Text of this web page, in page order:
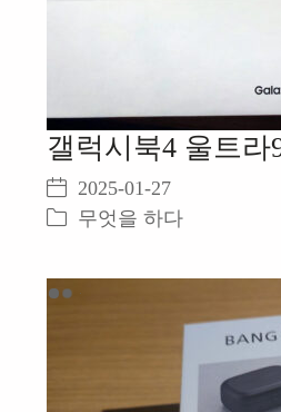
갤럭시북4 울트라
2025-01-27
무엇을 하다